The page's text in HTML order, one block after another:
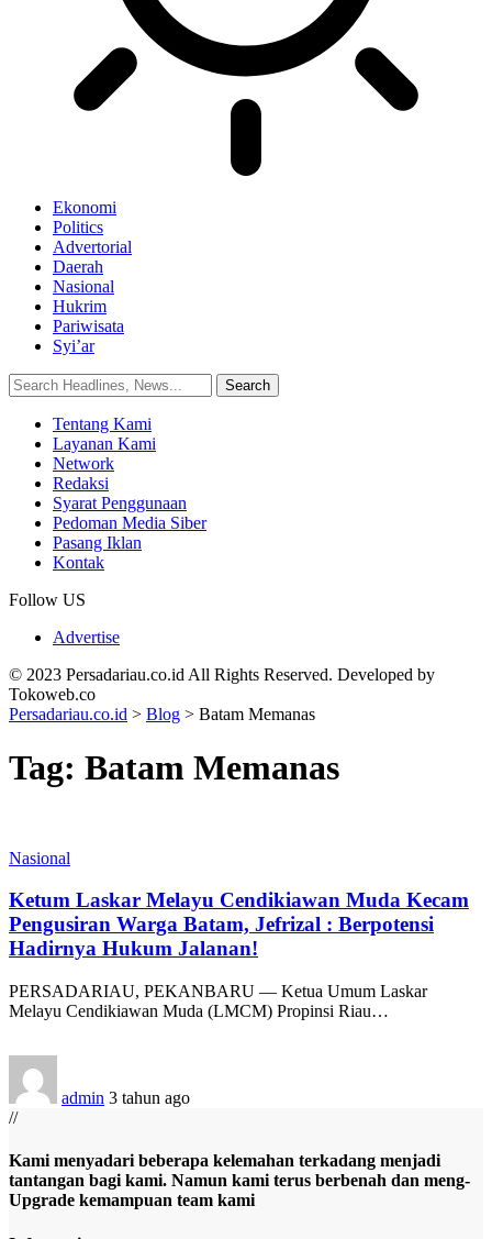
Ekonomi
Politics
Advertorial
Daerah
Nasional
Hukrim
Pariwisata
Syi’ar
Tentang Kami
Layanan Kami
Network
Redaksi
Syarat Penggunaan
Pedoman Media Siber
Pasang Iklan
Kontak
Follow US
Advertise
© 2023 Persadariau.co.id All Rights Reserved. Developed by
Tokoweb.co
Persadariau.co.id > Blog > Batam Memanas
Tag: Batam Memanas
Nasional
Ketum Laskar Melayu Cendikiawan Muda Kecam
Pengusiran Warga Batam, Jefrizal : Berpotensi
Hadirnya Hukum Jalanan!
PERSADARIAU, PEKANBARU — Ketua Umum Laskar
Melayu Cendikiawan Muda (LMCM) Propinsi Riau…
admin 3 tahun ago
//
Kami menyadari beberapa kelemahan terkadang menjadi
tantangan bagi kami. Namun kami terus berbenah dan meng-
Upgrade kemampuan team kami